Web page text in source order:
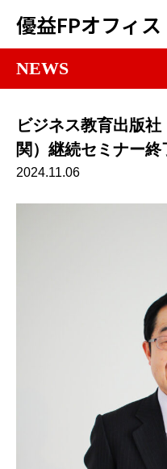
優益FPオフィス
NEWS
ビジネス教育出版
関）継続セミナー
2024.11.06